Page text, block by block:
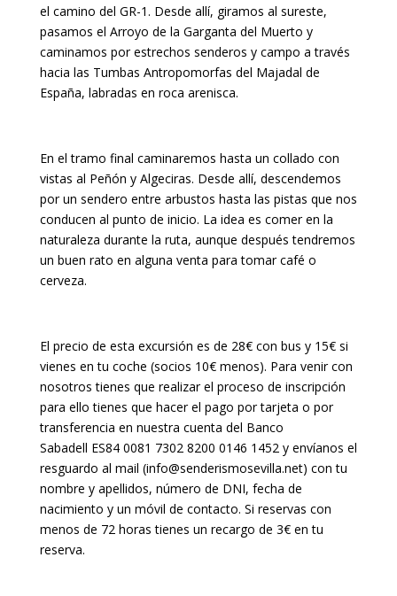
el camino del GR-1. Desde allí, giramos al sureste,
pasamos el Arroyo de la Garganta del Muerto y
caminamos por estrechos senderos y campo a través
hacia las Tumbas Antropomorfas del Majadal de
España, labradas en roca arenisca.
En el tramo final caminaremos hasta un collado con
vistas al Peñón y Algeciras. Desde allí, descendemos
por un sendero entre arbustos hasta las pistas que nos
conducen al punto de inicio. La idea es comer en la
naturaleza durante la ruta, aunque después tendremos
un buen rato en alguna venta para tomar café o
cerveza.
El precio de esta excursión es de 28€ con bus y 15€ si
vienes en tu coche (socios 10€ menos). Para venir con
nosotros tienes que realizar el proceso de inscripción
para ello tienes que hacer el pago por tarjeta o por
transferencia en nuestra cuenta del Banco
Sabadell ES84 0081 7302 8200 0146 1452 y envíanos el
resguardo al mail (info@senderismosevilla.net) con tu
nombre y apellidos, número de DNI, fecha de
nacimiento y un móvil de contacto. Si reservas con
menos de 72 horas tienes un recargo de 3€ en tu
reserva.